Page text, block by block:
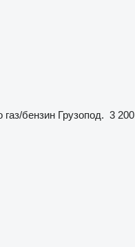
газ/бензин Грузопод. 3 200